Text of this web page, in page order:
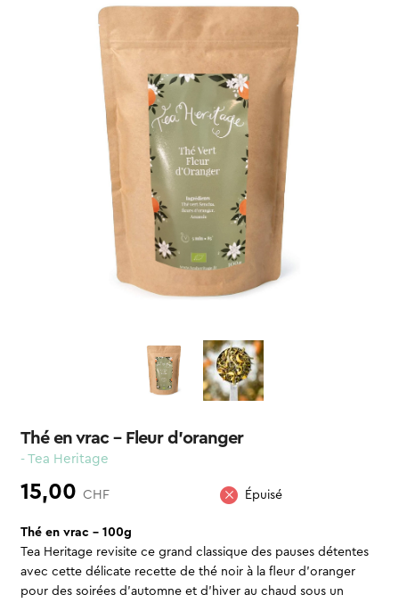
Thé en vrac – Fleur d’oranger
- Tea Heritage
15,00 CHF Épuisé
Thé en vrac – 100g
Tea Heritage revisite ce grand classique des pauses détentes
avec cette délicate recette de thé noir à la fleur d’oranger
pour des soirées d’automne et d’hiver au chaud sous un